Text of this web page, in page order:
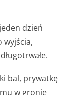
dzień
wyjścia,
bal, prywatkę
w gronie